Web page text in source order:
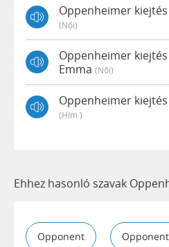
Oppenheimer
(női)
Oppenheimer
Emma (női)
Oppenheimer
(hím )
Ehhez hasonló szavak
Opponent